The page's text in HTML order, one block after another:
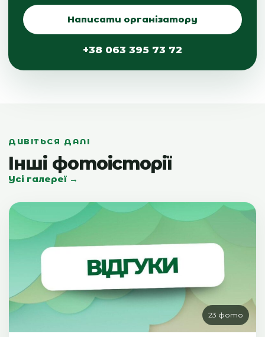
Написати організатору
+38 063 395 73 72
ДИВІТЬСЯ ДАЛІ
Інші фотоісторії
Усі галереї →
23 фото